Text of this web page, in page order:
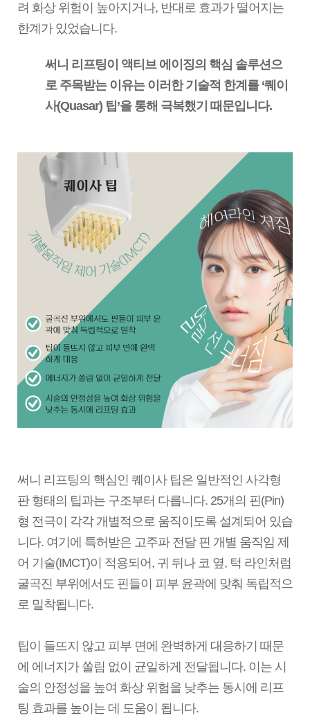
려 화상 위험이 높아지거나, 반대로 효과가 떨어지는
한계가 있었습니다.
써니 리프팅이 액티브 에이징의 핵심 솔루션으
로 주목받는 이유는 이러한 기술적 한계를 ‘퀘이
사(Quasar) 팁’을 통해 극복했기 때문입니다.
써니 리프팅의 핵심인 퀘이사 팁은 일반적인 사각형
판 형태의 팁과는 구조부터 다릅니다. 25개의 핀(Pin)
형 전극이 각각 개별적으로 움직이도록 설계되어 있습
니다. 여기에 특허받은 고주파 전달 핀 개별 움직임 제
어 기술(IMCT)이 적용되어, 귀 뒤나 코 옆, 턱 라인처럼
굴곡진 부위에서도 핀들이 피부 윤곽에 맞춰 독립적으
로 밀착됩니다.
팁이 들뜨지 않고 피부 면에 완벽하게 대응하기 때문
에 에너지가 쏠림 없이 균일하게 전달됩니다. 이는 시
술의 안정성을 높여 화상 위험을 낮추는 동시에 리프
팅 효과를 높이는 데 도움이 됩니다.